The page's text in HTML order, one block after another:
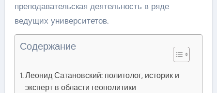
преподавательская деятельность в ряде
ведущих университетов.
Содержание
Леонид Сатановский: политолог, историк и
эксперт в области геополитики